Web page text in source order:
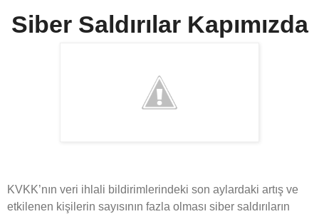
Siber Saldırılar Kapımızda
KVKK’nın veri ihlali bildirimlerindeki son aylardaki artış ve
etkilenen kişilerin sayısının fazla olması siber saldırıların